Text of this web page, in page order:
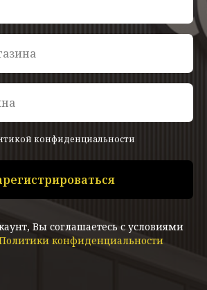
конфиденциальности
Вы соглашаетесьс условиями
конфиденциальности